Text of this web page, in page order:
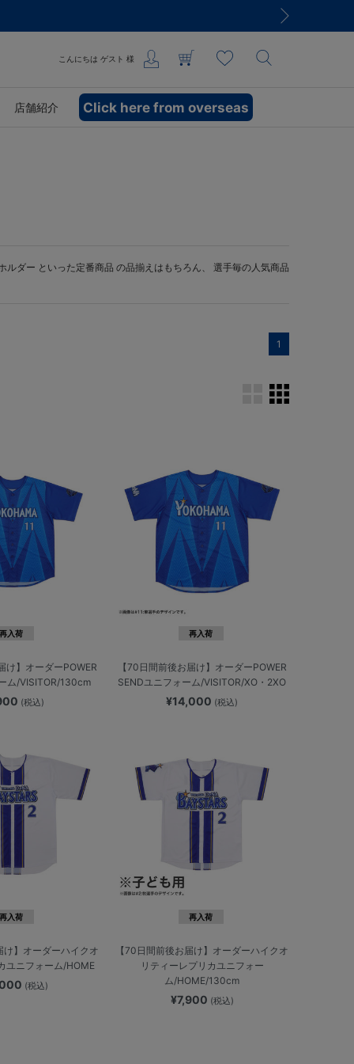
こんにちは ゲスト 様
店舗紹介 Click here from overseas
ルダー といった定番商品 の品揃えはもちろん、 選手毎の人気商品
1
再入荷
け】オーダーPOWER
ム/VISITOR/130cm
(税込)
再入荷
【70日間前後お届け】オーダーPOWER
SENDユニフォーム/VISITOR/XO・2XO
¥14,000 (税込)
再入荷
】オーダーハイクオ
ユニフォーム/HOME
(税込)
再入荷
【70日間前後お届け】オーダーハイクオ
リティーレプリカユニフォー
ム/HOME/130cm
¥7,900 (税込)